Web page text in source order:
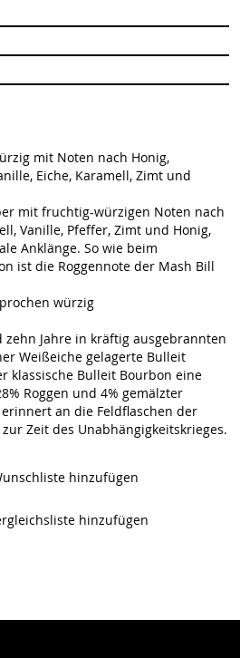
mit Noten nach Honig,
Eiche, Karamell, Zimt und
mit fruchtig-würzigen Noten nach
Vanille, Pfeffer, Zimt und Honig,
Anklänge. So wie beim
ist die Roggennote der Mash Bill
würzig
Jahre in kräftig ausgebrannten
Weißeiche gelagerte Bulleit
klassische Bulleit Bourbon eine
Roggen und 4% gemälzter
an die Feldflaschen der
Zeit des Unabhängigkeitskrieges.
hinzufügen
hinzufügen